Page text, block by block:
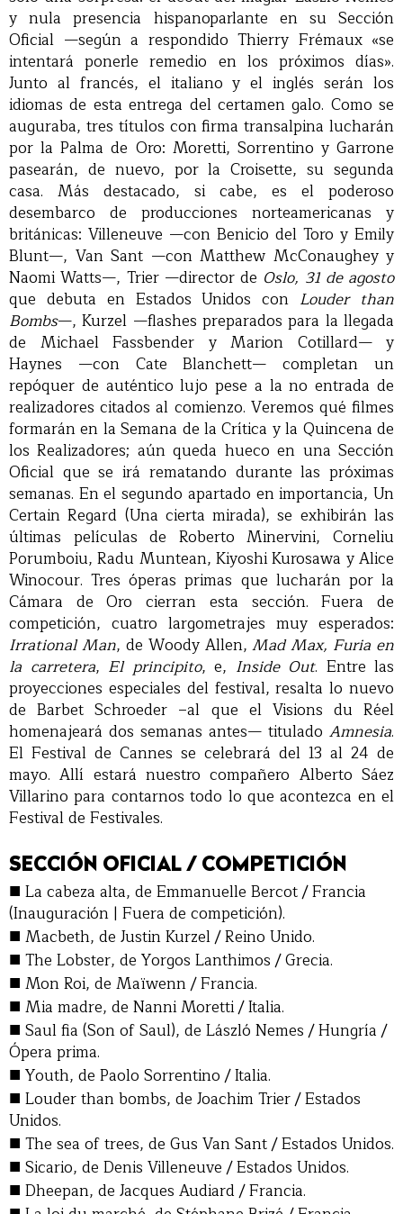
y nula presencia hispanoparlante en su Sección
Oficial —según a respondido Thierry Frémaux «se
intentará ponerle remedio en los próximos días».
Junto al francés, el italiano y el inglés serán los
idiomas de esta entrega del certamen galo. Como se
auguraba, tres títulos con firma transalpina lucharán
por la Palma de Oro: Moretti, Sorrentino y Garrone
pasearán, de nuevo, por la Croisette, su segunda
casa. Más destacado, si cabe, es el poderoso
desembarco de producciones norteamericanas y
británicas: Villeneuve —con Benicio del Toro y Emily
Blunt—, Van Sant —con Matthew McConaughey y
Naomi Watts—, Trier —director de Oslo, 31 de agosto
que debuta en Estados Unidos con Louder than
Bombs—, Kurzel —flashes preparados para la llegada
de Michael Fassbender y Marion Cotillard— y
Haynes —con Cate Blanchett— completan un
repóquer de auténtico lujo pese a la no entrada de
realizadores citados al comienzo. Veremos qué filmes
formarán en la Semana de la Crítica y la Quincena de
los Realizadores; aún queda hueco en una Sección
Oficial que se irá rematando durante las próximas
semanas. En el segundo apartado en importancia, Un
Certain Regard (Una cierta mirada), se exhibirán las
últimas películas de Roberto Minervini, Corneliu
Porumboiu, Radu Muntean, Kiyoshi Kurosawa y Alice
Winocour. Tres óperas primas que lucharán por la
Cámara de Oro cierran esta sección. Fuera de
competición, cuatro largometrajes muy esperados:
Irrational Man, de Woody Allen,Mad Max, Furia en
la carretera, El principito, e, Inside Out. Entre las
proyecciones especiales del festival, resalta lo nuevo
de Barbet Schroeder –al que el Visions du Réel
homenajeará dos semanas antes— titulado Amnesia.
El Festival de Cannes se celebrará del 13 al 24 de
mayo. Allí estará nuestro compañero Alberto Sáez
Villarino para contarnos todo lo que acontezca en el
Festival de Festivales.
SECCIÓN OFICIAL / COMPETICIÓN
■ La cabeza alta, de Emmanuelle Bercot / Francia
(Inauguración | Fuera de competición).
■ Macbeth, de Justin Kurzel / Reino Unido.
■ The Lobster, de Yorgos Lanthimos / Grecia.
■ Mon Roi, de Maïwenn / Francia.
■ Mia madre, de Nanni Moretti / Italia.
■ Saul fia (Son of Saul), de László Nemes / Hungría /
Ópera prima.
■ Youth, de Paolo Sorrentino / Italia.
■ Louder than bombs, de Joachim Trier / Estados
Unidos.
■ The sea of trees, de Gus Van Sant / Estados Unidos.
■ Sicario, de Denis Villeneuve / Estados Unidos.
■ Dheepan, de Jacques Audiard / Francia.